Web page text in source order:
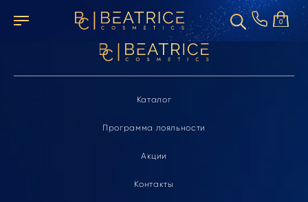
0
Элемент не найден
Каталог
Программа лояльности
Акции
Контакты